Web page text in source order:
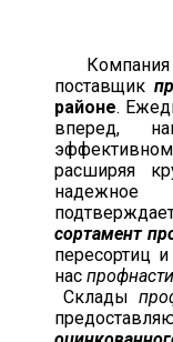
поставщик
районе.
вперед,
расширяя
надежное
сортамент
пересортиц
нас
Склады